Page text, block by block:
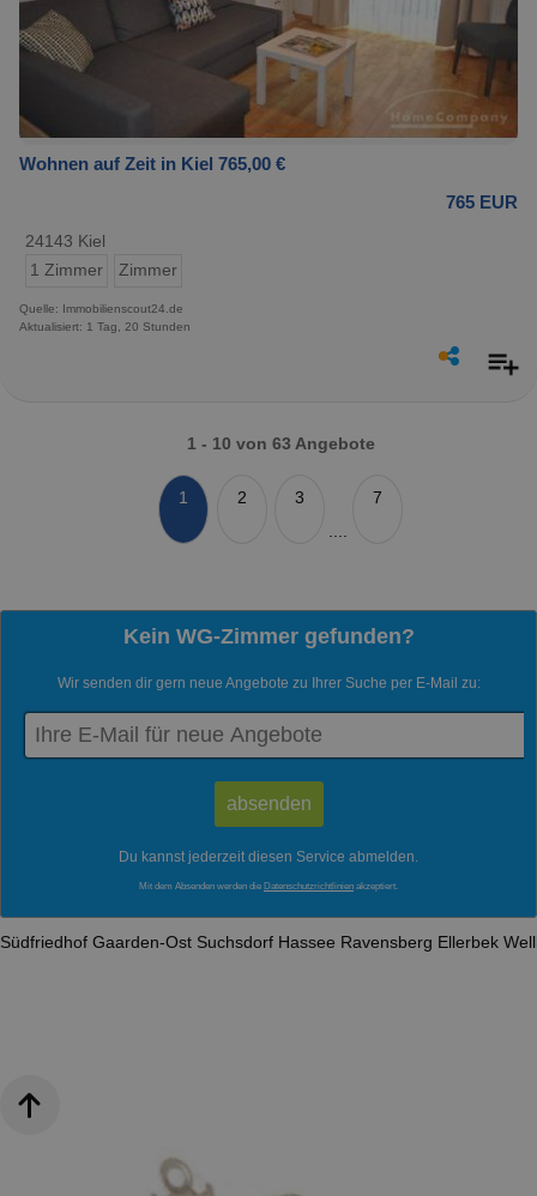
Wohnen auf Zeit in Kiel 765,00 €
765 EUR
24143 Kiel
1 Zimmer
Zimmer
Quelle: Immobilienscout24.de
Aktualisiert: 1 Tag, 20 Stunden
1 - 10 von 63 Angebote
1 2
3
7
Kein WG-Zimmer gefunden?
Wir senden dir gern neue Angebote zu Ihrer Suche per E-Mail zu:
Du kannst jederzeit diesen Service abmelden.
Mit dem Absenden werden die Datenschutzrichtlinien akzeptiert.
Südfriedhof Gaarden-Ost Suchsdorf Hassee Ravensberg Ellerbek